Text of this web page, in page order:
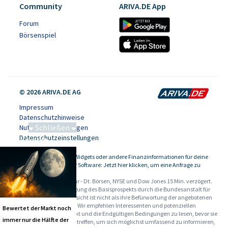
Community
Forum
Börsenspiel
ARIVA.DE App
© 2026 ARIVA.DE AG
Impressum
Datenschutzhinweise
Nutzungsbedingungen
Datenschutzeinstellungen
-
Kursdaten, Widgets oder andere Finanzinformationen für deine
Website oder Software: Jetzt hier klicken, um eine Anfrage zu
stellen.
Alle Angaben ohne Gewähr - Dt. Börsen, NYSE und Dow Jones 15 Min. verzögert.
Werbehinweise:
Die Billigung des Basisprospekts durch die Bundesanstalt für
Finanzdienstleistungsaufsicht ist nicht als ihre Befürwortung der angebotenen
Wertpapiere zu verstehen. Wir empfehlen Interessenten und potenziellen
Anlegern den Basisprospekt und die Endgültigen Bedingungen zu lesen, bevor sie
eine Anlageentscheidung treffen, um sich möglichst umfassend zu informieren,
Schließen
Saga bei 0,53 CAD
Bewertet der Markt noch
immer nur die Hälfte der